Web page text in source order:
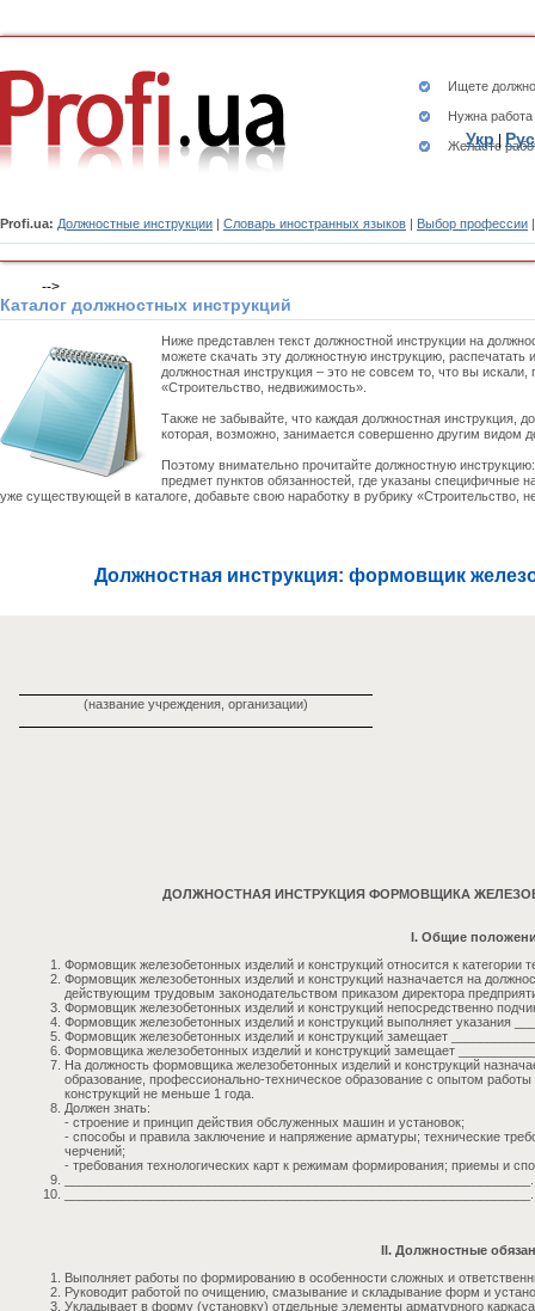
Ищете
Нужна
Желаете
Profi.ua: Должностные инструкции | Словарь иностранных языков | Выбор профессии
Укр| Рус
-->
Каталог должностных инструкций
Ниже представлен текст должностной инструкции на
можете скачать эту должностную инструкцию,
должностная инструкция – это не совсем то, что вы
«Строительство, недвижимость».
Также не забывайте, что каждая должностная инструкция,
которая, возможно, занимается совершенно другим видом
Поэтому внимательно прочитайте должностную
предмет пунктов обязанностей, где указаны специфичные
уже существующей в каталоге, добавьте свою наработку в рубрику
Должностная инструкция: формовщик
(название учреждения, организации)
ДОЛЖНОСТНАЯ ИНСТРУКЦИЯ ФОРМОВЩИКА
I. Общие
Формовщик железобетонных изделий и конструкций относится к категории
Формовщик железобетонных изделий и конструкций назначается на
действующим трудовым законодательством приказом директора
Формовщик железобетонных изделий и конструкций непосредственно
Формовщик железобетонных изделий и конструкций выполняет указания
Формовщик железобетонных изделий и конструкций замещает
Формовщика железобетонных изделий и конструкций замещает
На должность формовщика железобетонных изделий и конструкций
образование, профессионально-техническое образование с опытом
конструкций не меньше 1 года.
Должен знать:
- строение и принцип действия обслуженных машин и установок;
- способы и правила заключение и напряжение арматуры; технические
черчений;
- требования технологических карт к режимам формирования; приемы и
II. Должностные
Выполняет работы по формированию в особенности сложных и
Руководит работой по очищению, смазывание и складывание форм и
Укладывает в форму (установку) отдельные элементы арматурного